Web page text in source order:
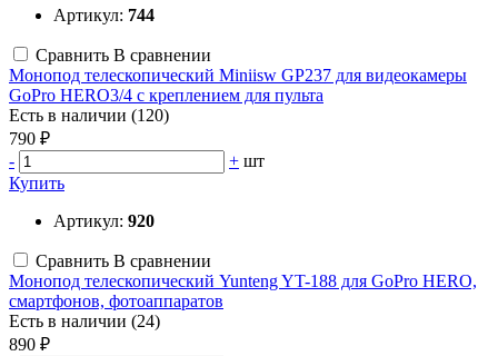
Артикул: 744
Сравнить В сравнении
Монопод телескопический Miniisw GP237 для видеокамеры
GoPro HERO3/4 с креплением для пульта
Есть в наличии (120)
790 ₽
-
+ шт
Купить
Артикул: 920
Сравнить В сравнении
Монопод телескопический Yunteng YT-188 для GoPro HERO,
смартфонов, фотоаппаратов
Есть в наличии (24)
890 ₽